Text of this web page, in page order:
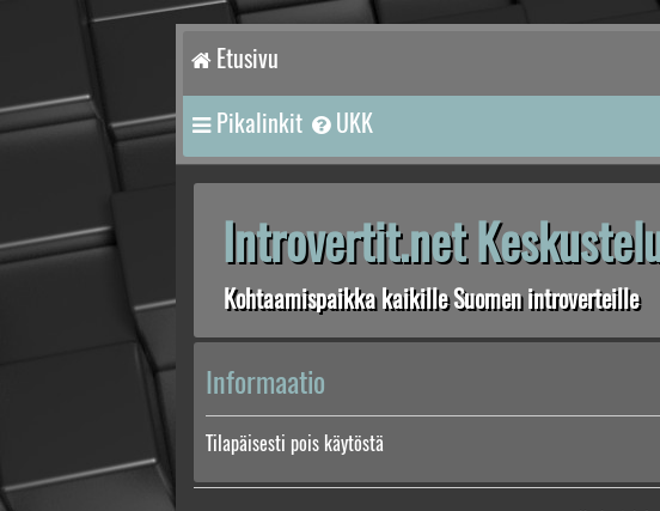
Etusivu
Pikalinkit UKK
Introvertit.net
Kohtaamispaikka kaikille Suomen introverteille
Informaatio
Tilapäisesti pois käytöstä